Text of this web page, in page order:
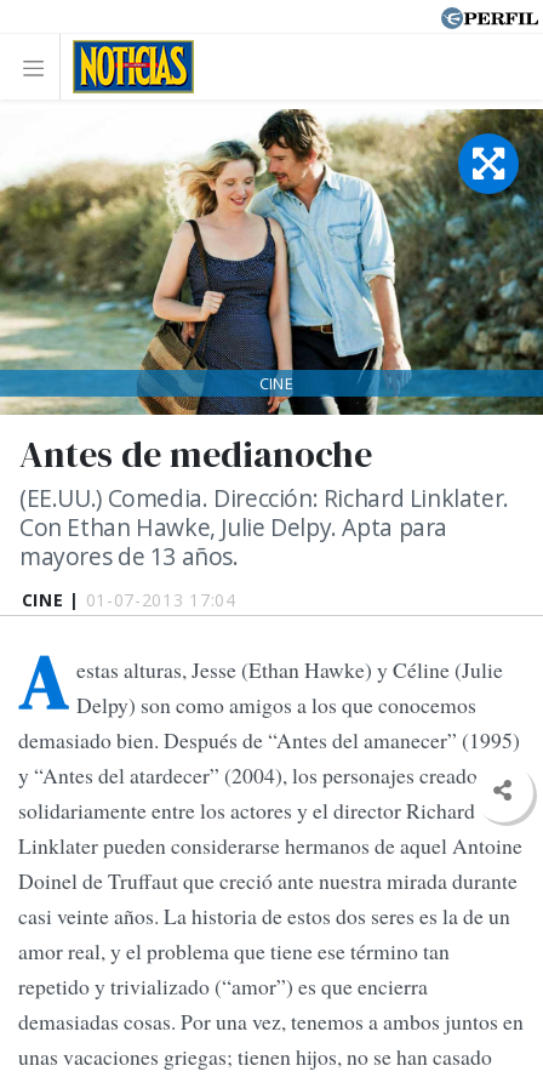
CINE | 01-07-2013 17:04
Antes de medianoche
(EE.UU.) Comedia. Dirección: Richard Linklater.
Con Ethan Hawke, Julie Delpy. Apta para
mayores de 13 años.
CINE
A estas alturas, Jesse (Ethan Hawke) y Céline (Julie
Delpy) son como amigos a los que conocemos
demasiado bien. Después de “Antes del amanecer” (1995)
y “Antes del atardecer” (2004), los personajes creados
solidariamente entre los actores y el director Richard
Linklater pueden considerarse hermanos de aquel Antoine
Doinel de Truffaut que creció ante nuestra mirada durante
casi veinte años. La historia de estos dos seres es la de un
amor real, y el problema que tiene ese término tan
repetido y trivializado (“amor”) es que encierra
demasiadas cosas. Por una vez, tenemos a ambos juntos en
unas vacaciones griegas; tienen hijos, no se han casado